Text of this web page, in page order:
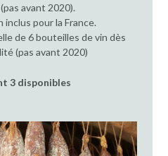
avant 2020).
inclus pour la France.
de 6 bouteilles de vin dès
(pas avant 2020)
3 disponibles